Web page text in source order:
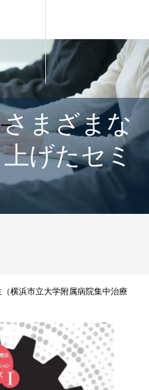
まざまな
げたセミ
横浜市立大学附属病院集中治療